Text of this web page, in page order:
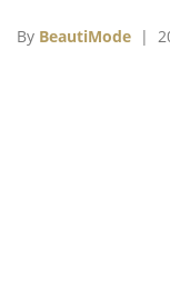
By BeautiMode |